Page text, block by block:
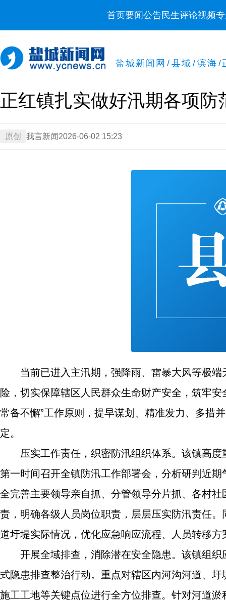
首页要闻公告民生评论视频
盐城新闻网 / 县域 / 滨海 /
正红镇扎实做好汛期各项防
原创 我言新闻 2026-06-02 15:23
当前已进入主汛期，强降雨、雷暴大风等极
险，切实保障辖区人民群众生命财产安全，筑牢
常备不懈”工作原则，提早谋划、精准发力、多措
定。
压实工作责任，织密防汛组织体系。该镇高
第一时间召开全镇防汛工作部署会，分析研判近
全完善主要领导亲自抓、分管领导分片抓、各村
责，明确各级人员岗位职责，层层压实防汛责任
道圩堤实际情况，优化应急响应流程、人员转移
开展全域排查，消除潜在安全隐患。该镇组
式隐患排查整治行动。重点对辖区内河沟河道、
施工工地等关键点位进行全方位排查。针对河道